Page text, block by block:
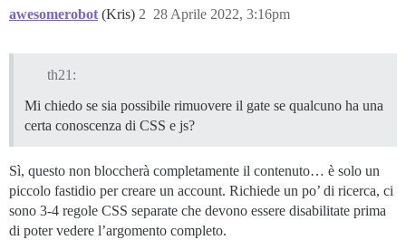
awesomerobot (Kris) 28 Aprile 2022, 3:16pm
2
th21:
Mi chiedo se sia possibile rimuovere il gate se qualcuno ha una
certa conoscenza di CSS e js?
Sì, questo non bloccherà completamente il contenuto… è solo un
piccolo fastidio per creare un account. Richiede un po’ di ricerca, ci
sono 3-4 regole CSS separate che devono essere disabilitate prima
di poter vedere l’argomento completo.